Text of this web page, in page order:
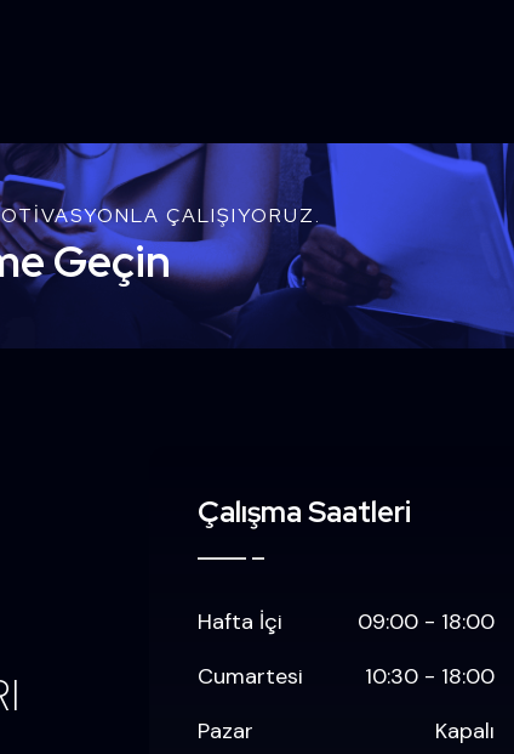
ÇALIŞIYORUZ.
Geçin
Çalışma Saatleri
Hafta İçi
09:00 - 18:00
Cumartesi
10:30 - 18:00
Pazar
Kapalı